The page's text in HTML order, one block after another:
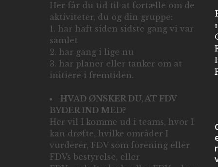
Her får du tid til at fortælle om de
aktiviteter, du og din gruppe:
1. har haft siden sidste gang vi var
samlet
2. har gang i lige nu
3. har planer eller tanker om at
initiere i fremtiden.
HVAD ØNSKER DU, AT FDV
BYDER IND MED?
Her vil I komme ud i teams, hvor I
kan drøfte, hvilke områder I
vurderer, FDV som forening eller
FDVs bestyrelse, eller